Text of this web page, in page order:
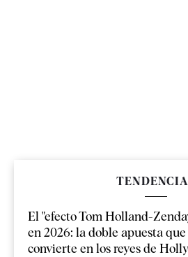
El "efecto Tom Holland-
en 2026: la doble apuesta que
convierte en los reyes de